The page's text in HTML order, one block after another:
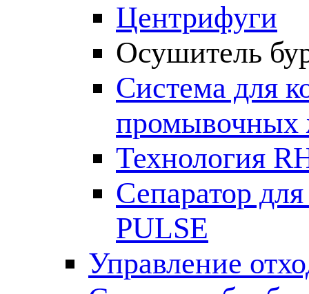
Центрифуги
Осушитель
Система для
промывочных
Технология
Сепаратор
PULSE
Управление